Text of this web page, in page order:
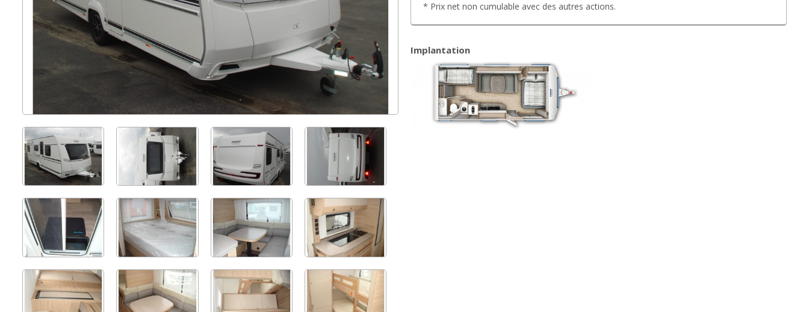
* Prix net non cumulable avec des autres actions.
Implantation